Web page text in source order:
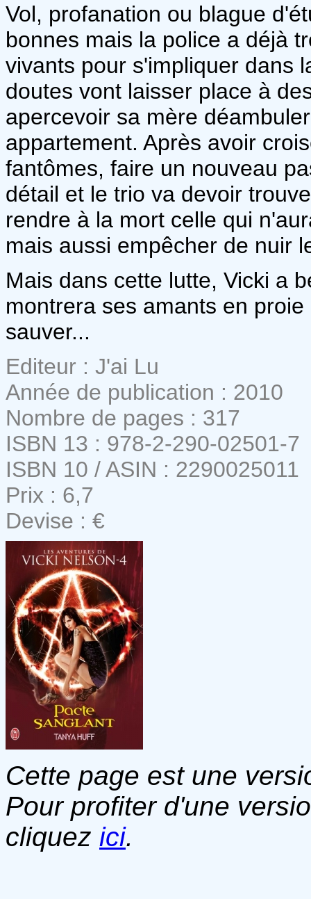
Vol, profanation ou blague
bonnes mais la police a déjà
vivants pour s'impliquer dans
doutes vont laisser place à
apercevoir sa mère
appartement. Après avoir
fantômes, faire un nouveau
détail et le trio va devoir
rendre à la mort celle qui
mais aussi empêcher de nuir
Mais dans cette lutte, Vicki a
montrera ses amants en
sauver...
Editeur : J'ai Lu
Année de publication : 2010
Nombre de pages : 317
ISBN 13 : 978-2-290-02501-7
ISBN 10 / ASIN : 2290025011
Prix : 6,7
Devise : €
Cette page est une
Pour profiter d'une
cliquez ici.